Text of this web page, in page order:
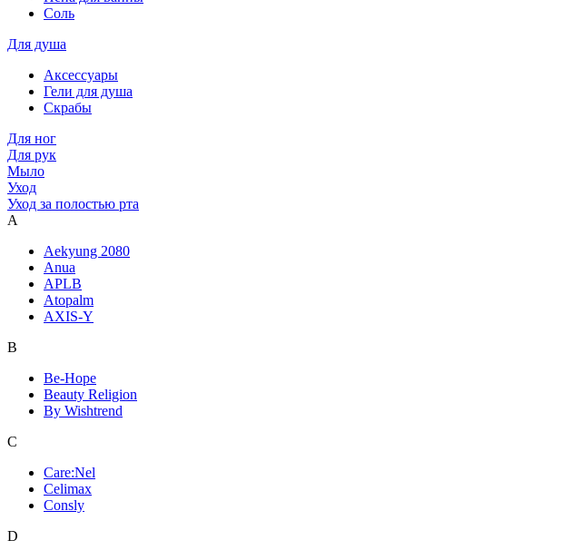
Соль
Для душа
Аксессуары
Гели для душа
Скрабы
Для ног
Для рук
Мыло
Уход
Уход за полостью рта
A
Aekyung 2080
Anua
APLB
Atopalm
AXIS-Y
B
Be-Hope
Beauty Religion
By Wishtrend
C
Care:Nel
Celimax
Consly
D